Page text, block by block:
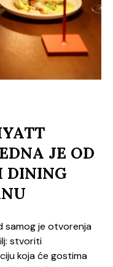
JE OD
DINING
samog je otvorenja
stvoriti
koja će gostima